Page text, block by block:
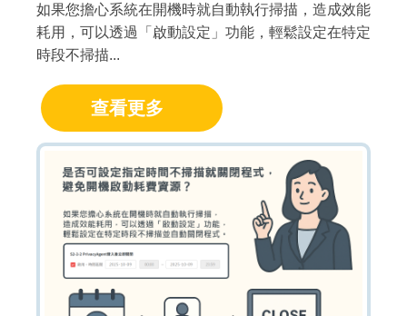
如果您擔心系統在開機時就自動執行掃描，造成效能
耗用，可以透過「啟動設定」功能，輕鬆設定在特定
時段不掃描...
查看更多